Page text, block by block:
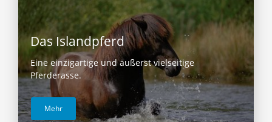
Das Islandpferd
Eine einzigartige und äußerst vielseitige
Pferderasse.
Mehr